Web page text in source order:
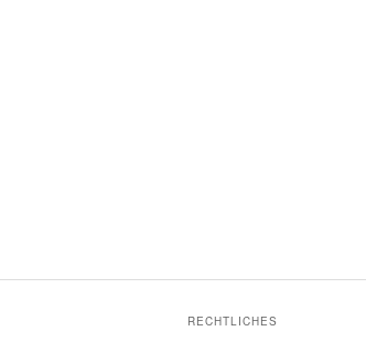
RECHTLICHES